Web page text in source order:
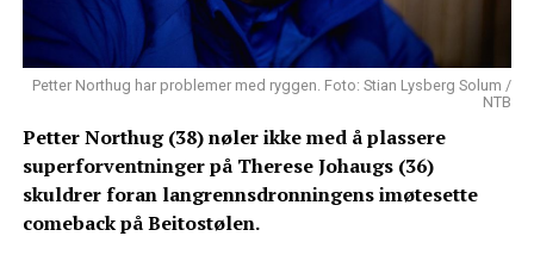
Petter Northug har problemer med ryggen. Foto: Stian Lysberg Solum /
NTB
Petter Northug (38) nøler ikke med å plassere
superforventninger på Therese Johaugs (36)
skuldrer foran langrennsdronningens imøtesette
comeback på Beitostølen.